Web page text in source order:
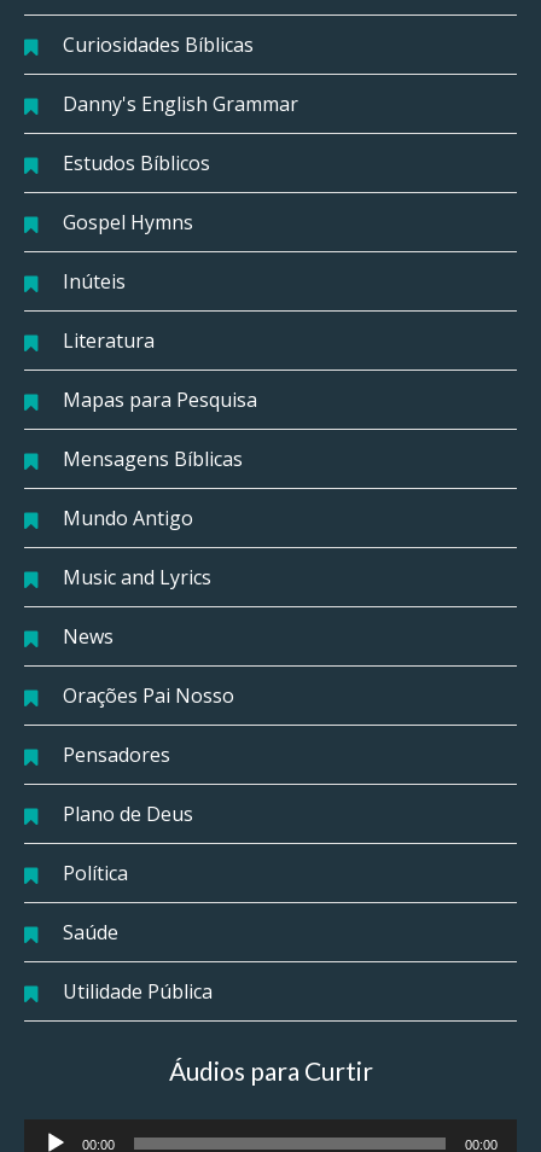
Curiosidades Bíblicas
Danny's English Grammar
Estudos Bíblicos
Gospel Hymns
Inúteis
Literatura
Mapas para Pesquisa
Mensagens Bíblicas
Mundo Antigo
Music and Lyrics
News
Orações Pai Nosso
Pensadores
Plano de Deus
Política
Saúde
Utilidade Pública
Áudios para Curtir
Tocador 00:00 00:00